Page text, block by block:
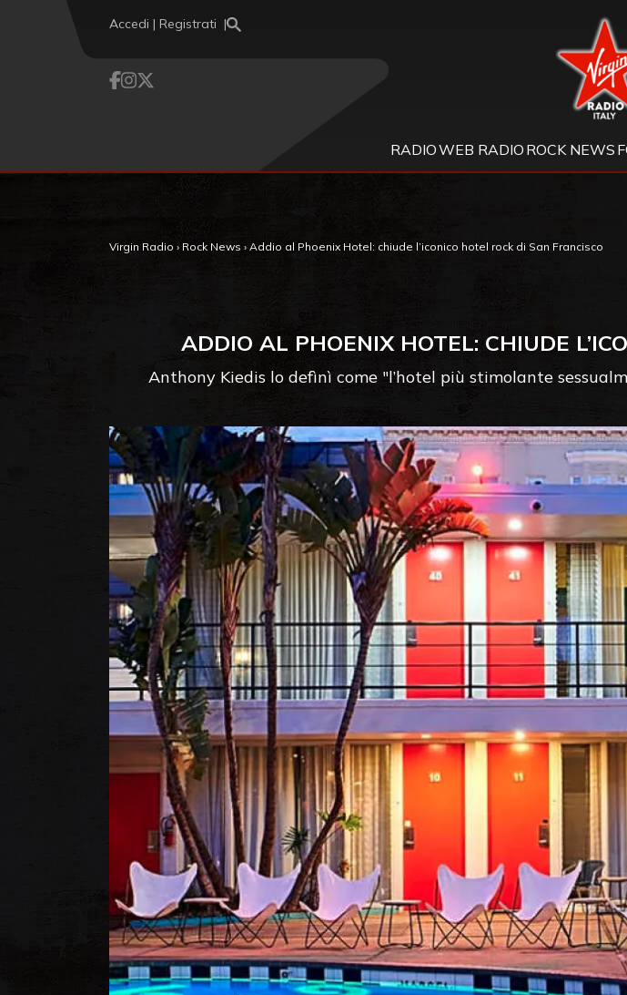
Accedi | Registrati
RADIOWEB RADIO ROCK NEWS
Virgin Radio › Rock News › Addio al Phoenix Hotel: chiude l’iconico hotel rock di San Francisco
ADDIO AL PHOENIX HOTEL: CHIUDE
Anthony Kiedis lo defìnì come "l’hotel più stimolante